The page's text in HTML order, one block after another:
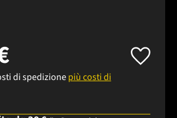
di spedizionepiù costi di